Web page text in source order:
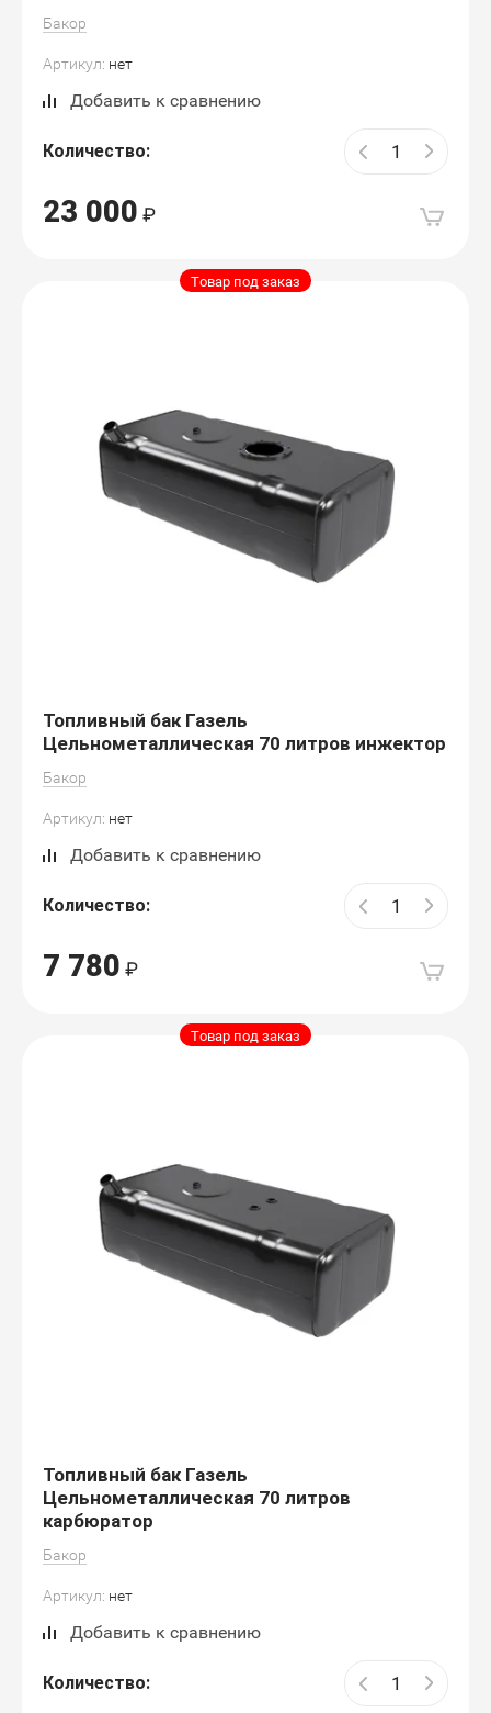
Бакор
Артикул: нет
Добавить к сравнению
Количество:
23 000
Товар под заказ
Топливный бак Газель
Цельнометаллическая 70 литров инжектор
Бакор
Артикул: нет
Добавить к сравнению
Количество:
7 780
Товар под заказ
Топливный бак Газель
Цельнометаллическая 70 литров
карбюратор
Бакор
Артикул: нет
Добавить к сравнению
Количество: